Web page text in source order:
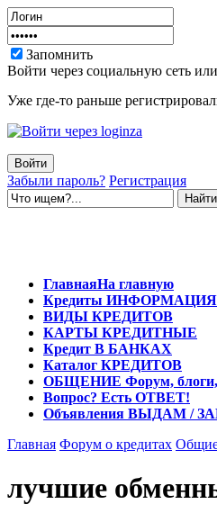
Запомнить
Войти через социальную сеть
Уже где-то раньше
Забыли пароль? Регистрация
ГлавнаяНа главную
Кредиты ИНФОРМАЦИЯ
ВИДЫ КРЕДИТОВ
КАРТЫ КРЕДИТНЫЕ
Кредит В БАНКАХ
Каталог КРЕДИТОВ
ОБЩЕНИЕ Форум,
Вопрос? Есть ОТВЕТ!
Объявления ВЫДАМ /
Главная Форум о кредитах Общие
лучшие